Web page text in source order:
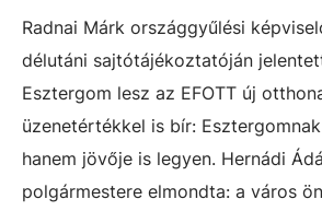
Radnai Márk országgyűlési
délutáni sajtótájékoztatóján
Esztergom lesz az EFOTT új
üzenetértékkel is bír:
hanem jövője is legyen. Hernádi
polgármestere elmondta: a város